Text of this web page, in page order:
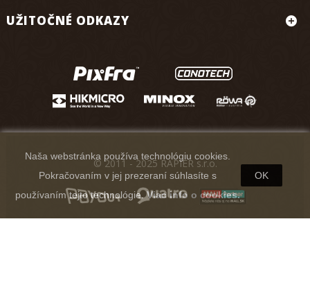
UŽITOČNÉ ODKAZY
Naša webstránka používa technológiu cookies.
Pokračovaním v jej prezeraní súhlasíte s
používaním tejto technológie.Viac info o cookies.
OK
© 2011 - 2025 RAPIER s.r.o.